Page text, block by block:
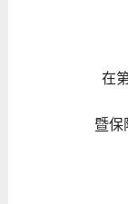
在
暨保